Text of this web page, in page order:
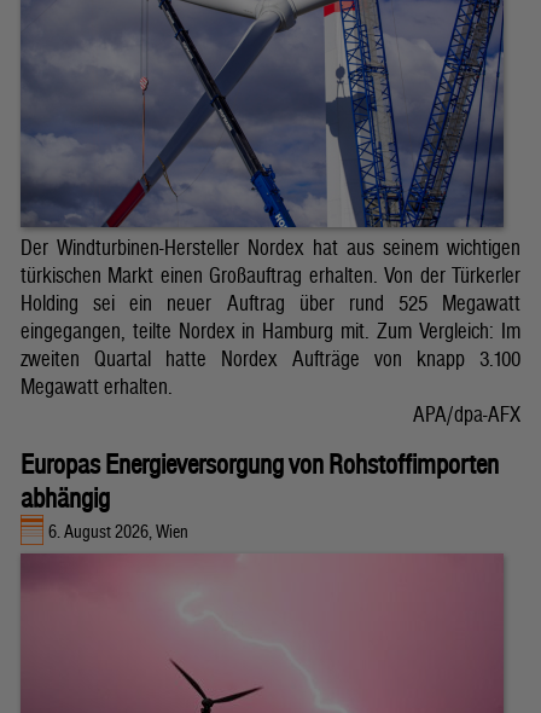
Der Windturbinen-Hersteller Nordex hat aus seinem wichtigen
türkischen Markt einen Großauftrag erhalten. Von der Türkerler
Holding sei ein neuer Auftrag über rund 525 Megawatt
eingegangen, teilte Nordex in Hamburg mit. Zum Vergleich: Im
zweiten Quartal hatte Nordex Aufträge von knapp 3.100
Megawatt erhalten.
APA/dpa-AFX
Europas Energieversorgung von Rohstoffimporten
abhängig
6. August 2026, Wien